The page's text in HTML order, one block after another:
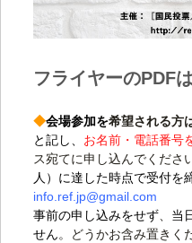
フライヤーのPDF
◆会場参加を希望される方
と記し、 お名前・電話番号
ス宛てに申し込んでください
人）に達した時点で受付を
info.ref.jp@gmail.com
事前の申し込みをせず、 当
せん。どうかお含み置きく